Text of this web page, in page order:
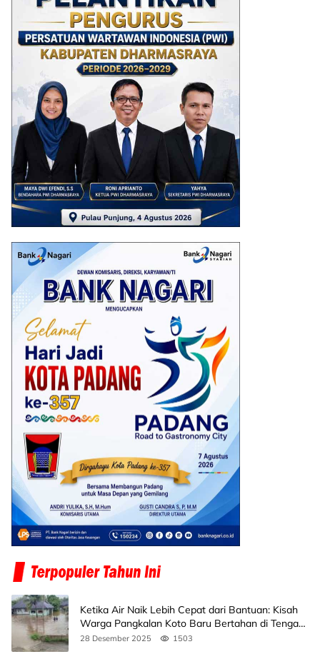
Ketika Air Naik Lebih Cepat dari Bantuan: Kisah
Warga Pangkalan Koto Baru Bertahan di Tengah
Banjir
28 Desember 2025 1503